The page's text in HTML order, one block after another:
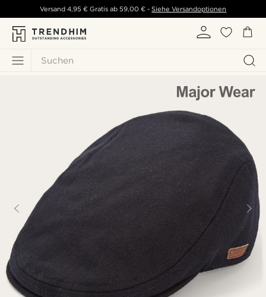
Suchen
Versand 4,95 € Gratis ab 59,00 € - Siehe Versandoptionen